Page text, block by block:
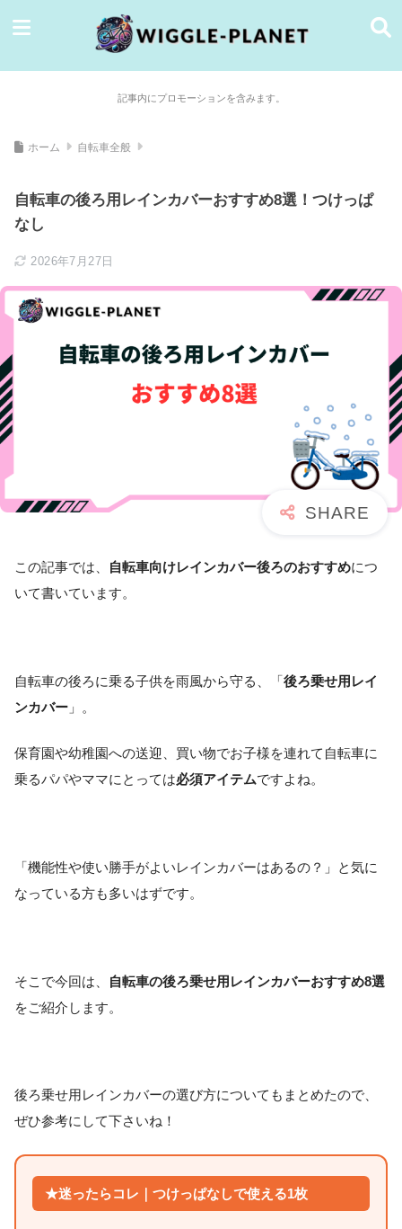
記事内にプロモーションを含みます。
ホーム 自転車全般
自転車の後ろ用レインカバーおすすめ8選！つけっぱ
なし
2026年7月27日
この記事では、 自転車向けレインカバー後ろのおすすめにつ
いて書いています。
自転車の後ろに乗る子供を雨風から守る、「後ろ乗せ用レイ
ンカバー 」。
保育園や幼稚園への送迎、買い物でお子様を連れて自転車に
乗るパパやママにとっては必須アイテムですよね。
「機能性や使い勝手がよいレインカバーはあるの？」と気に
なっている方も多いはずです。
そこで今回は、
自転車の後ろ乗せ用レインカバーおすすめ8選
をご紹介します。
後ろ乗せ用レインカバーの選び方についてもまとめたので、
ぜひ参考にして下さいね！
★迷ったらコレ｜つけっぱなしで使える1枚